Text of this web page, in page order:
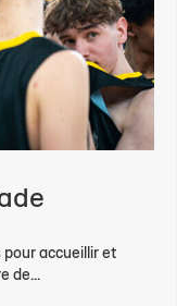
pour accueillir et
de...